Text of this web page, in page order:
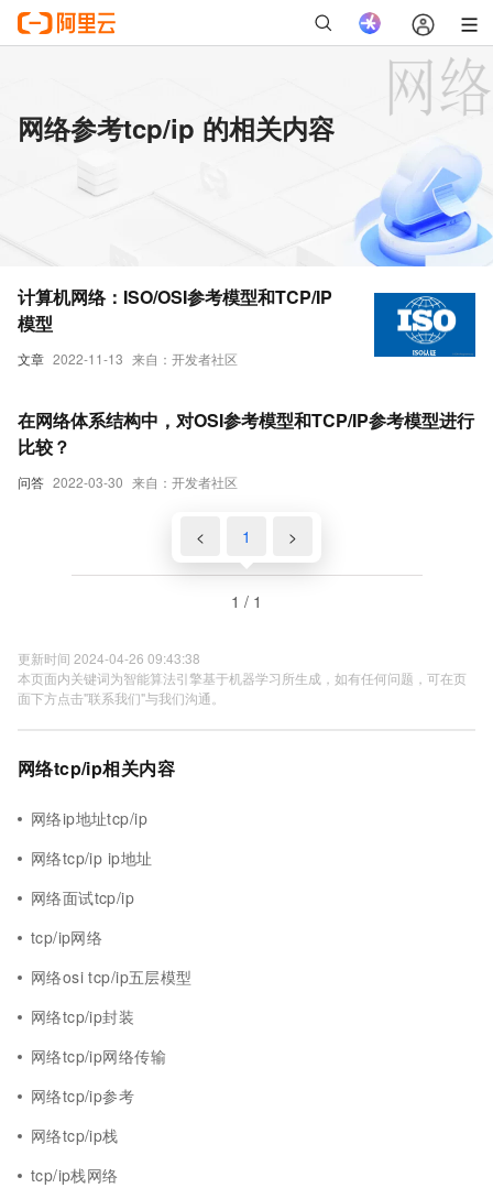
网络参考tcp/ip 的相关内容
文章 2022-11-13 来自：开发者社区
计算机网络：ISO/OSI参考模型和TCP/IP
模型
问答 2022-03-30 来自：开发者社区
在网络体系结构中，对OSI参考模型和TCP/IP参考模型进行
比较？
< 1 >
1 / 1
更新时间 2024-04-26 09:43:38
本页面内关键词为智能算法引擎基于机器学习所生成，如有任何问题，可在页
面下方点击"联系我们"与我们沟通。
网络tcp/ip相关内容
网络ip地址tcp/ip
网络tcp/ip ip地址
网络面试tcp/ip
tcp/ip网络
网络osi tcp/ip五层模型
网络tcp/ip封装
网络tcp/ip网络传输
网络tcp/ip参考
网络tcp/ip栈
tcp/ip栈网络